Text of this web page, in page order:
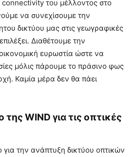
connectivity του μέλλοντος στο
να συνεχίσουμε την
δικτύου μας στις γεωγραφικές
Διαθέτουμε την
ευρωστία ώστε να
μόλις πάρουμε το πράσινο φως
Καμία μέρα δεν θα πάει
της WIND για τις οπτικές
την ανάπτυξη δικτύου οπτικών